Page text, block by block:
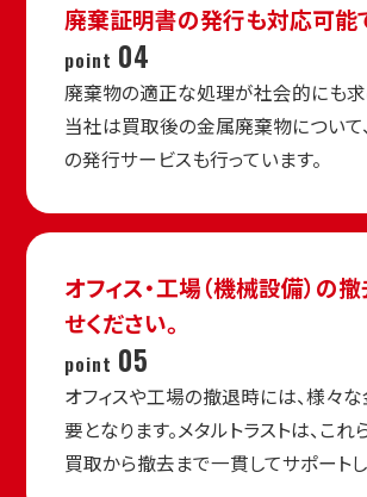
廃棄証明書の発行も対応可能
point 04
廃棄物の適正な処理が社会的にも求
当社は買取後の金属廃棄物について
の発行サービスも行っています。
オフィス・工場（機械設備）の
せください。
point 05
オフィスや工場の撤退時には、様々
要となります。メタルトラストは、こ
買取から撤去まで一貫してサポートし